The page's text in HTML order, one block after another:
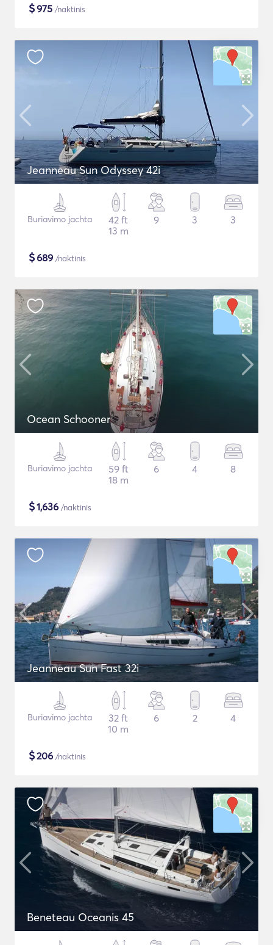
$975 /naktinis
Jeanneau Sun Odyssey 42i
Buriavimo jachta
42 ft
13 m
9 3 3
$689 /naktinis
Ocean Schooner
Buriavimo jachta
59 ft
18 m
6 4 8
$1,636 /naktinis
Jeanneau Sun Fast 32i
Buriavimo jachta
32 ft
10 m
6 2 4
$206 /naktinis
Beneteau Oceanis 45